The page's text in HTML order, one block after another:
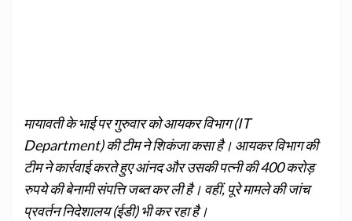
मायावती के भाई पर गुरुवार को आयकर विभाग (IT
Department) की टीम ने शिकंजा कसा है। आयकर विभाग की
टीम ने कार्रवाई करते हुए आंनद और उसकी पत्नी की 400 करोड़
रुपये की बेनामी संपत्ति जब्त कर ली है। वहीं, पूरे मामले की जांच
प्रवर्तन निदेशालय (ईडी) भी कर रहा है।